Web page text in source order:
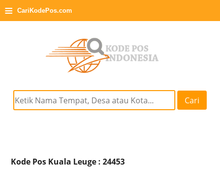
≡ CariKodePos.com
Cari
Kode Pos Kuala Leuge : 24453